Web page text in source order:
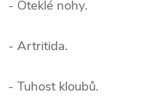
- Oteklé nohy.
- Artritida.
- Tuhost kloubů.